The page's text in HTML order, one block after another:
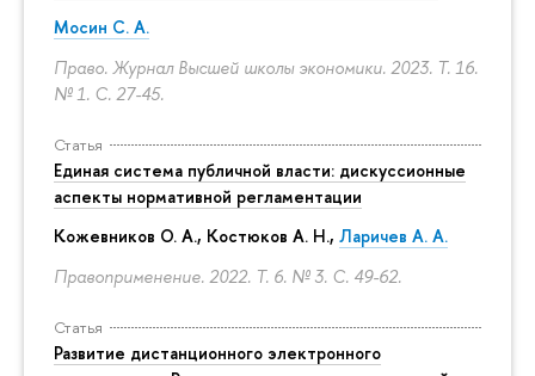
Мосин С. А.
Право. Журнал Высшей школы экономики. 2023. Т. 16.
№ 1. С. 27-45.
Статья
Единая система публичной власти: дискуссионные
аспекты нормативной регламентации
Кожевников О. А., Костюков А. Н., Ларичев А. А.
Правоприменение. 2022. Т. 6. № 3. С. 49-62.
Статья
Развитие дистанционного электронного